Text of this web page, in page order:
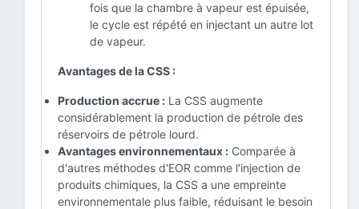
fois que la chambre à vapeur est épuisée,
le cycle est répété en injectant un autre lot
de vapeur.
Avantages de la CSS :
Production accrue : La CSS augmente
considérablement la production de pétrole des
réservoirs de pétrole lourd.
Avantages environnementaux : Comparée à
d'autres méthodes d'EOR comme l'injection de
produits chimiques, la CSS a une empreinte
environnementale plus faible, réduisant le besoin